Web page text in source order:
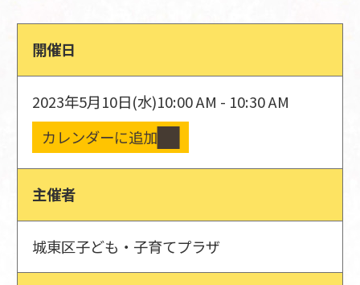
開催日
2023年5月10日(水)10:00 AM - 10:30 AM
カレンダーに追加
主催者
城東区子ども・子育てプラザ